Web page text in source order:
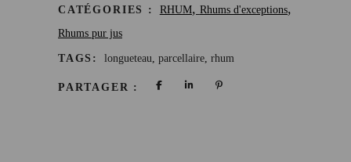
CATÉGORIES : RHUM, Rhums d'exceptions,
Rhums pur jus
TAGS: longueteau,parcellaire,rhum
PARTAGER :